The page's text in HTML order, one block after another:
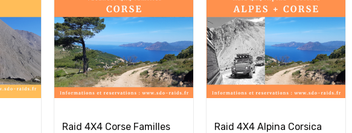
Raid 4X4 Corse Familles
Raid 4X4 Alpina Corsica